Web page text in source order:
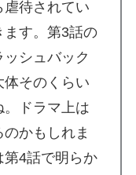
虐待されてい
ます。第3話の
シュバック
そのくらい
ドラマ上は
かもしれま
4話で明らか